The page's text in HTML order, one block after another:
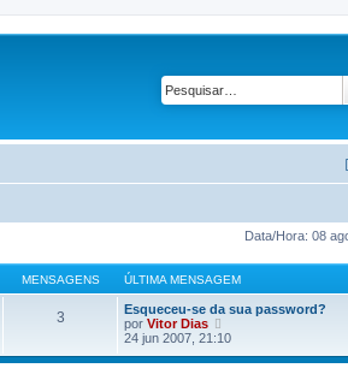
Data/Hora: 08
MENSAGENS ÚLTIMA MENSAGEM
3
Esqueceu-se da sua password?
por Vitor Dias
e
a
24 jun 2007, 21:10